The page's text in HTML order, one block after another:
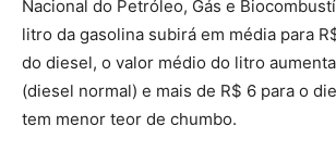
Nacional do Petróleo, Gás e
litro da gasolina subirá em média para
do diesel, o valor médio do litro
(diesel normal) e mais de R$ 6 para o
tem menor teor de chumbo.